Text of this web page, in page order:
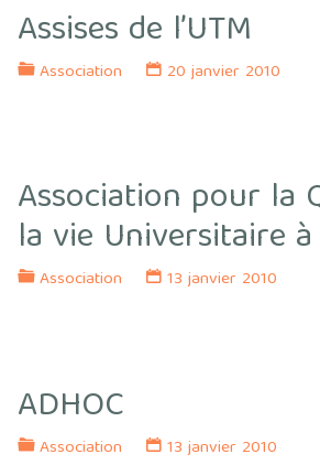
Assises de l’UTM
Association 20 janvier 2010
Association pour la
la vie Universitaire
Association 13 janvier 2010
ADHOC
Association 13 janvier 2010